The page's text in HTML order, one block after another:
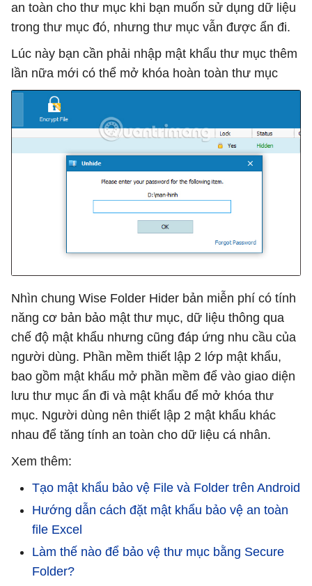
an toàn cho thư mục khi bạn muốn sử dụng dữ liệu
trong thư mục đó, nhưng thư mục vẫn được ẩn đi.
Lúc này bạn cần phải nhập mật khẩu thư mục thêm
lần nữa mới có thể mở khóa hoàn toàn thư mục
Nhìn chung Wise Folder Hider bản miễn phí có tính
năng cơ bản bảo mật thư mục, dữ liệu thông qua
chế độ mật khẩu nhưng cũng đáp ứng nhu cầu của
người dùng. Phần mềm thiết lập 2 lớp mật khẩu,
bao gồm mật khẩu mở phần mềm để vào giao diện
lưu thư mục ẩn đi và mật khẩu để mở khóa thư
mục. Người dùng nên thiết lập 2 mật khẩu khác
nhau để tăng tính an toàn cho dữ liệu cá nhân.
Xem thêm:
Tạo mật khẩu bảo vệ File và Folder trên Android
Hướng dẫn cách đặt mật khẩu bảo vệ an toàn
file Excel
Làm thế nào để bảo vệ thư mục bằng Secure
Folder?